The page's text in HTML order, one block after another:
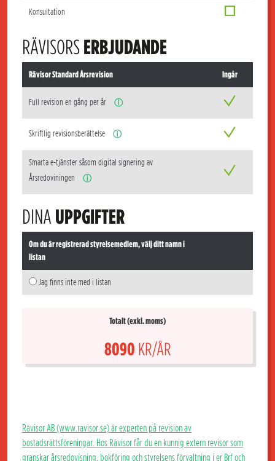
Konsultation
RÄVISORSERBJUDANDE
Rävisor Standard Årsrevision Ingår
Full revision en gång per år ⓘ
Skriftlig revisionsberättelse ⓘ
Smarta e-tjänster såsom digital signering av
Årsredoviningen
ⓘ
DINA UPPGIFTER
Om du är registrerad styrelsemedlem, välj ditt namn i
listan
Jag finns inte med i listan
Totalt (exkl. moms)
8090 KR/ÅR
Rävisor AB (www.ravisor.se) är experten på revision av
bostadsrättsföreningar. Hos Rävisor får du en kunnig extern revisor som
granskar årsredovisning, bokföring och styrelsens förvaltning i er Brf och